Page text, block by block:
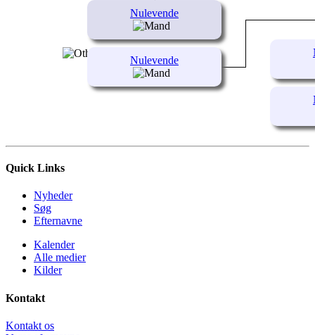
Nulevende
Nulevende
Quick Links
Nyheder
Søg
Efternavne
Kalender
Alle medier
Kilder
Kontakt
Kontakt os